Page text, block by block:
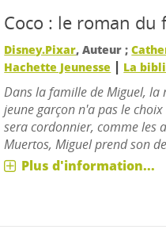
Coco : le roman du
Disney.Pixar, Auteur ;
Hachette Jeunesse | La
Dans la famille de Miguel,
jeune garçon n'a pas le
sera cordonnier, comme les
Muertos, Miguel prend son
Plus d'information...